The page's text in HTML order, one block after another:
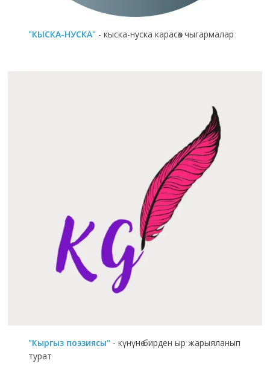
"КЫСКА-НУСКА" - кыска-нуска карасөз чыгармалар
"Кыргыз поэзиясы" - күнүнө бирден ыр жарыяланып
турат